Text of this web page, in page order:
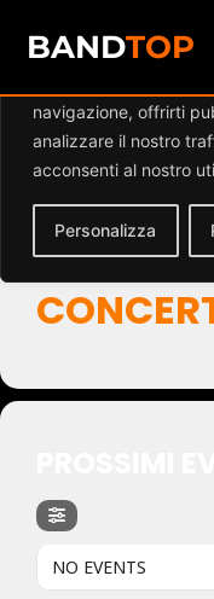
Diamo valore alla
navigazione, offrirti
analizzare il nostro
acconsenti al nostro
Personalizza
BANDTOP
Events
NO EVENTS